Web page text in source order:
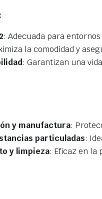
: Adecuada para
la comodidad y
: Garantizan una
y manufactura:
particuladas:
y limpieza: Eficaz en la